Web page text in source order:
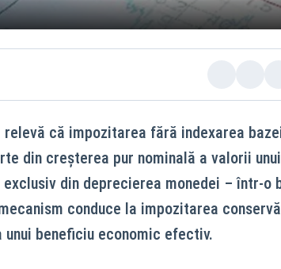
că impozitarea fără indexarea
din creșterea pur nominală a valorii
din deprecierea monedei – într-o
conduce la impozitarea
beneficiu economic efectiv.